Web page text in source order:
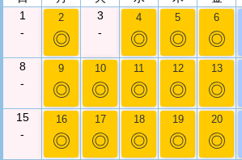
1
-
2
◎
3
-
4
◎
5
◎
6
◎
8
-
9
◎
10
◎
11
◎
12
◎
13
◎
15
-
16
◎
17
◎
18
◎
19
◎
20
◎